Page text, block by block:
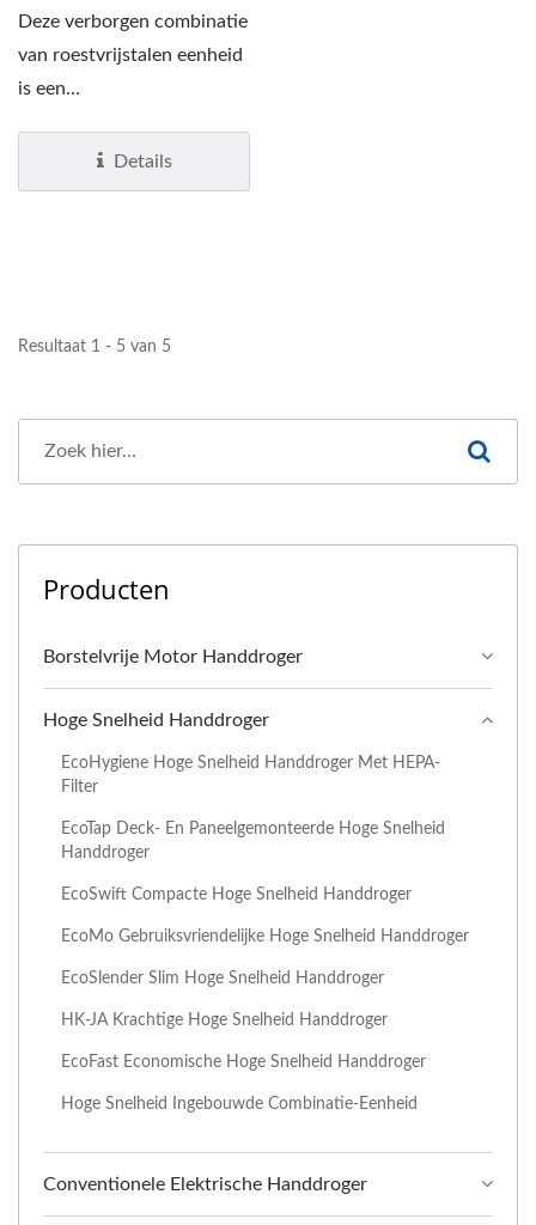
Deze verborgen combinatie
van roestvrijstalen eenheid
is een
eenheid die in de muur...
Details
Resultaat 1 - 5 van 5
Producten
Borstelvrije Motor Handdroger
Hoge Snelheid Handdroger
EcoHygiene Hoge Snelheid Handdroger Met HEPA-
Filter
EcoTap Deck- En Paneelgemonteerde Hoge Snelheid
Handdroger
EcoSwift Compacte Hoge Snelheid Handdroger
EcoMo Gebruiksvriendelijke Hoge Snelheid Handdroger
EcoSlender Slim Hoge Snelheid Handdroger
HK-JA Krachtige Hoge Snelheid Handdroger
EcoFast Economische Hoge Snelheid Handdroger
Hoge Snelheid Ingebouwde Combinatie-Eenheid
Conventionele Elektrische Handdroger